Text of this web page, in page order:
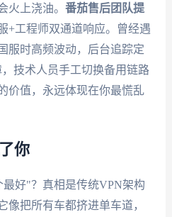
火上浇油。 番茄售后团队提
+工程师双通道响应。曾经遇
服时高频波动，后台追踪定
技术人员手工切换备用链路
值，永远体现在你最慌乱
你
最好"？真相是传统VPN架构
像把所有车都挤进单车道，